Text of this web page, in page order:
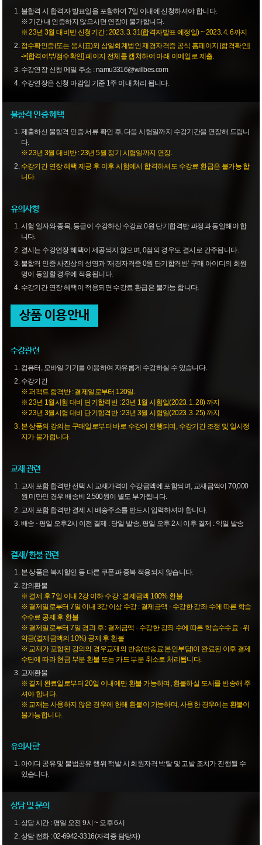
불합격 시 합격자 발표일을 포함하여 7일 이내에 신청하셔야 합니다.
※ 기간 내 인증하지 않으시면 연장이 불가합니다.
※ 23년 3월 대비반 신청기간 : 2023. 3. 31(합격자발표 예정일) ~ 2023. 4. 6까지
접수확인증(또는 응시표)와 삼일회계법인 재경자격증 공식 홈페이지 [합격확인]
->[합격여부/점수확인] 페이지 전체를 캡쳐하여 아래 이메일로 제출.
수강연장 신청 메일 주소 : namu3316@willbes.com
수강연장은 신청 마감일 기준 1주 이내 처리 됩니다.
불합격 인증 혜택
제출하신 불합격 인증 서류 확인 후, 다음 시험일까지 수강기간을 연장해 드립니
다.
※ 23년 3월 대비반 : 23년 5월 정기 시험일까지 연장.
수강기간 연장 혜택 제공 후 이후 시험에서 합격하셔도 수강료 환급은 불가능 합
니다.
유의사항
시험 일자와 종목, 등급이 수강하신 수강료 0원 단기합격반 과정과 동일해야 합
니다.
결시는 수강연장 혜택이 제공되지 않으며, 0점의 경우도 결시로 간주됩니다.
불합격 인증 사진상의 성명과 ‘재경자격증 0원 단기합격반’ 구매 아이디의 회원
명이 동일할 경우에 적용됩니다.
수강기간 연장 혜택이 적용되면 수강료 환급은 불가능 합니다.
상품 이용안내
수강관련
컴퓨터, 모바일 기기를 이용하여 자유롭게 수강하실 수 있습니다.
수강기간
※ 퍼팩트 합격반 : 결제일로부터 120일.
※ 23년 1월시험 대비 단기합격반 : 23년 1월 시험일(2023. 1. 28) 까지
※ 23년 3월시험 대비 단기합격반 : 23년 3월 시험일(2023. 3. 25) 까지
본 상품의 강의는 구매일로부터 바로 수강이 진행되며, 수강기간 조정 및 일시정
지가 불가합니다.
교재 관련
교재 포함 합격반 선택 시 교재가격이 수강금액에 포함되며, 교재금액이 70,000
원 미만인 경우 배송비 2,500원이 별도 부가됩니다.
교재 포함 합격반 결제 시 배송주소를 반드시 입력하셔야 합니다.
배송 - 평일 오후2시 이전 결제 : 당일 발송, 평일 오후 2시 이후 결제 : 익일 발송
결재/환불 관련
본 상품은 복지할인 등 다른 쿠폰과 중복 적용되지 않습니다.
강의환불
※ 결제 후 7일 이내 2강 이하 수강 : 결제금액 100% 환불
※ 결제일로부터 7일 이내 3강 이상 수강 : 결제금액 - 수강한 강좌 수에 따른 학습
수수료 공제 후 환불
※ 결제일로부터 7일 경과 후 : 결제금액 - 수강한 강좌 수에 따른 학습수수료 - 위
약금(결제금액의 10%) 공제 후 환불
※ 교재가 포함된 강의의 경우교재의 반송(반송료 본인부담)이 완료된 이후 결제
수단에 따라 현금 부분 환불 또는 카드 부분 취소로 처리됩니다.
교재환불
※ 결제 완료일로부터 20일 이내에만 환불 가능하며, 환불하실 도서를 반송해 주
셔야 합니다.
※ 교재는 사용하지 않은 경우에 한해 환불이 가능하며, 사용한 경우에는 환불이
불가능합니다.
유의사항
아이디 공유 및 불법공유 행위 적발 시 회원자격 박탈 및 고발 조치가 진행될 수
있습니다.
상담 및 문의
상담 시간 : 평일 오전 9시 ~ 오후 6시
상담 전화 : 02-6942-3316(자격증 담당자)